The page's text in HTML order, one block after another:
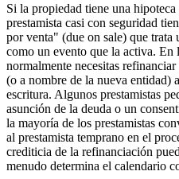
Si la propiedad tiene una
prestamista casi con seguridad
por venta" (due on sale) que trata
como un evento que la activa. En
normalmente necesitas
(o a nombre de la nueva entidad)
escritura. Algunos prestamistas
asunción de la deuda o un
la mayoría de los prestamistas
al prestamista temprano en el
crediticia de la refinanciación
menudo determina el calendario